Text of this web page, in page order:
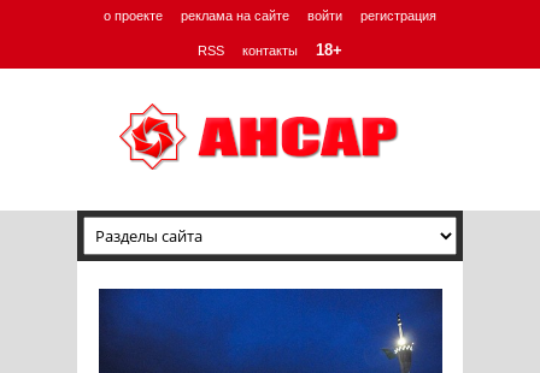
о проекте реклама на сайте войти регистрация
RSS контакты 18+